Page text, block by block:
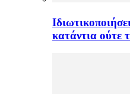
κατάντια ούτε